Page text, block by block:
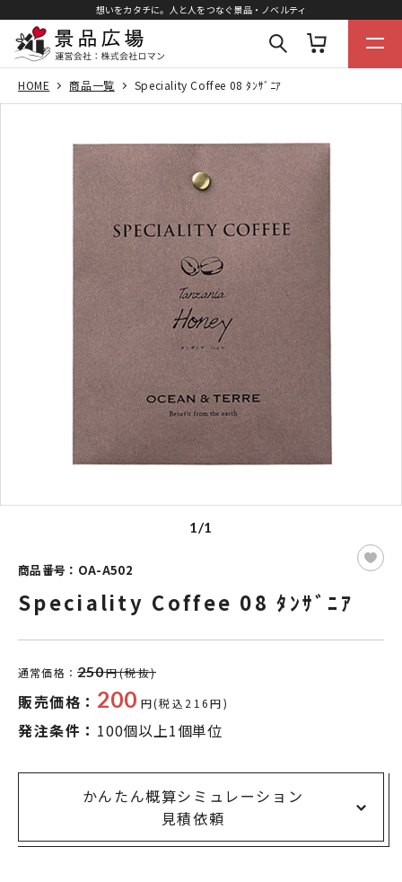
想いをカタチに。人と人をつなぐ景品・ノベルティ
HOME 商品一覧 Speciality Coffee 08 ﾀﾝｻﾞﾆｱ
1/1
商品番号：OA-A502
Speciality Coffee 08 ﾀﾝｻﾞﾆｱ
通常価格： 250円(税抜)
販売価格： 200 円(税込216円)
発注条件： 100個以上1個単位
かんたん概算シミュレーション
見積依頼